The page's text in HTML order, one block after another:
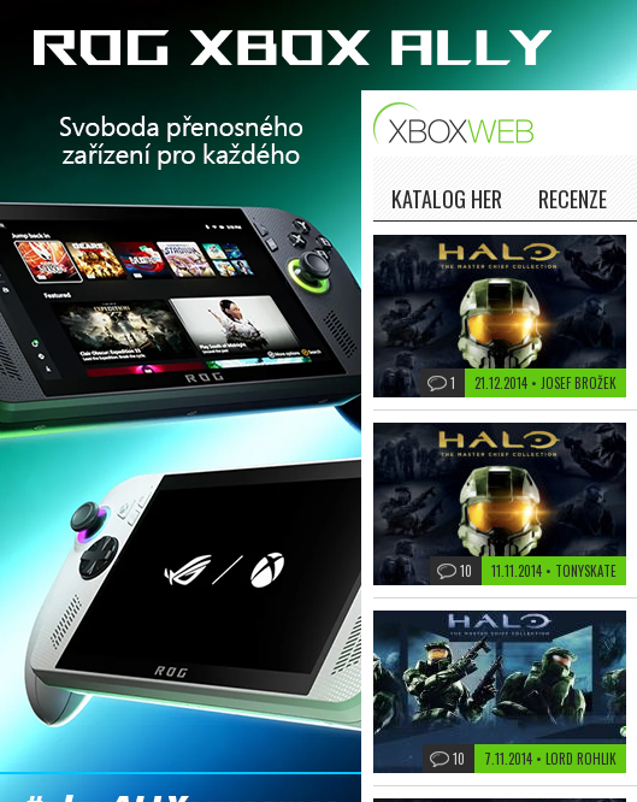
KATALOG HER RECENZE
21.12.2014 • JOSEF BROŽEK
1
11.11.2014 • TONYSKATE
10
7.11.2014 • LORD ROHLIK
10